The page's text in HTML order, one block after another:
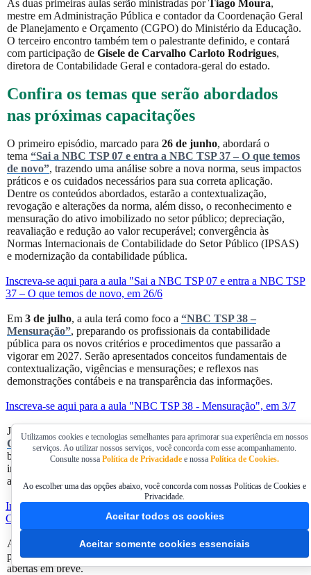
As duas primeiras aulas serão ministradas porTiago Moura,
mestre em Administração Pública e contador da Coordenação Geral
de Planejamento e Orçamento (CGPO) do Ministério da Educação.
O terceiro encontro também tem o palestrante definido, e contará
com participação de Gisele de Carvalho Carloto Rodrigues,
diretora de Contabilidade Geral e contadora-geral do estado.
Confira os temas que serão abordados
nas próximas capacitações
O primeiro episódio, marcado para 26 de junho, abordará o
tema “Sai a NBC TSP 07 e entra a NBC TSP 37 – O que temos
de novo”, trazendo uma análise sobre a nova norma, seus impactos
práticos e os cuidados necessários para sua correta aplicação.
Dentre os conteúdos abordados, estarão a contextualização,
revogação e alterações da norma, além disso, o reconhecimento e
mensuração do ativo imobilizado no setor público; depreciação,
reavaliação e redução ao valor recuperável; convergência às
Normas Internacionais de Contabilidade do Setor Público (IPSAS)
e modernização da contabilidade pública.
Inscreva-se aqui para a aula "Sai a NBC TSP 07 e entra a NBC TSP
37 – O que temos de novo, em 26/6
Em 3 de julho, a aula terá como foco a “NBC TSP 38 –
Mensuração”, preparando os profissionais da contabilidade
pública para os novos critérios e procedimentos que passarão a
vigorar em 2027. Serão apresentados conceitos fundamentais de
contextualização, vigências e mensurações; e reflexos nas
demonstrações contábeis e na transparência das informações.
Inscreva-se aqui para a aula "NBC TSP 38 - Mensuração", em 3/7
Já o terceiro encontro, com tema
"Balanço Cidadão - Dados que
Conectam Governo e Sociedade", em14 de agosto, discutirá os
benefícios da transparência pública e da comunicação das
informações contábeis para aproximar a gestão pública do cidadão,
a partir do conceito do Balanço Cidadão.
Inscreva-se aqui para a aula "Balanço Cidadão - Dados que
Conectam Governo e Sociedade", em 14/8
A quarta aula da Escola Técnica de Contabilidade Pública está
prevista para 25/9. O tema ainda será definido e as inscrições serão
abertas em breve.
Utilizamos cookies e tecnologias semelhantes para aprimorar sua experiência em nossos
serviços. Ao utilizar nossos serviços, você concorda com esse acompanhamento.
Consulte nossa Política de Privacidade e nossa Política de Cookies.
Ao escolher uma das opções abaixo, você concorda com nossas Políticas de Cookies e
Privacidade.
Aceitar todos os cookies
Aceitar somente cookies essenciais